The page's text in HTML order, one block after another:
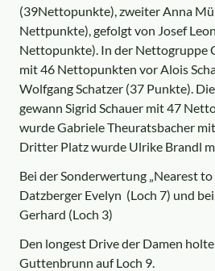
(39Nettopunkte), zweiter Anna
Nettpunkte), gefolgt von Josef
Nettopunkte). In der Nettogruppe
mit 46 Nettopunkten vor Alois
Wolfgang Schatzer (37 Punkte).
gewann Sigrid Schauer mit 47
wurde Gabriele Theuratsbacher
Dritter Platz wurde Ulrike Brandl
Bei der Sonderwertung „Nearest
Datzberger Evelyn (Loch 7) und
Gerhard (Loch 3)
Den longest Drive der Damen
Guttenbrunn auf Loch 9.